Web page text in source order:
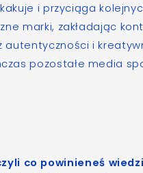
i przyciąga
marki, zakładając
autentyczności i
pozostałe media
co powinieneś